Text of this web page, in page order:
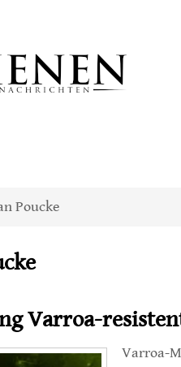
Poucke
Varroa-
Varroa-